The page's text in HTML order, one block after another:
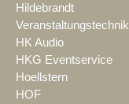
Hildebrandt
Veranstaltungstechnik
HK Audio
HKG Eventservice
Hoellstern
HOF